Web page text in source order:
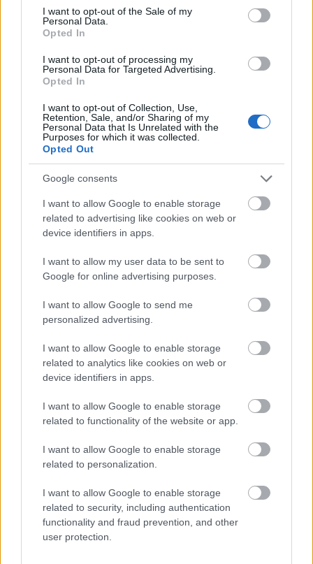
consent section.
I want to opt-out of the Sale of my
Personal Data.
Opted In
I want to opt-out of processing my
Personal Data for Targeted Advertising.
Opted In
I want to opt-out of Collection, Use,
Retention, Sale, and/or Sharing of my
Personal Data that Is Unrelated with the
Purposes for which it was collected.
Opted Out
Google consents
I want to allow Google to enable storage
related to advertising like cookies on web or
device identifiers in apps.
I want to allow my user data to be sent to
Google for online advertising purposes.
I want to allow Google to send me
personalized advertising.
I want to allow Google to enable storage
related to analytics like cookies on web or
device identifiers in apps.
I want to allow Google to enable storage
related to functionality of the website or app.
I want to allow Google to enable storage
related to personalization.
I want to allow Google to enable storage
related to security, including authentication
functionality and fraud prevention, and other
user protection.
Διάβασε όλα τα τελευταία νέα της αθλητικής
επικαιρότητας. Μάθε για όλους τουςlive αγώνες σήμερα
και δες τιςαθλητικές μεταδόσεις
εβδομάδας μέσα από το υπερπλήρες Πρόγραμμα TV του
Gazzetta. Ακολούθησέ μας και στοGoogle News.
ΔΙΑΒΑΣΕ ΑΚΟΜΗ:
ΣΕΦ: Ο λόγος της ακύρωσης του διαγωνισμού και τι
σημαίνει η 10η Σεπτεμβρίου για την υπόθεση
ΣΕΦ: Επαναπροκηρύσσεται η ενεργειακή αναβάθμιση -
Γιατί ακυρώθηκε ο πρώτος διαγωνισμός
Ντόρσεϊ: Τα... έσταξε στην προπόνηση με 13/14 τρίποντα!
ΓΙΩΡΓΟΣ ΜΠΑΡΤΖΩΚΑΣ
Για να προσθέσεις το σχόλιο
σου πρέπει να συνδεθείς
στο my gazzetta!